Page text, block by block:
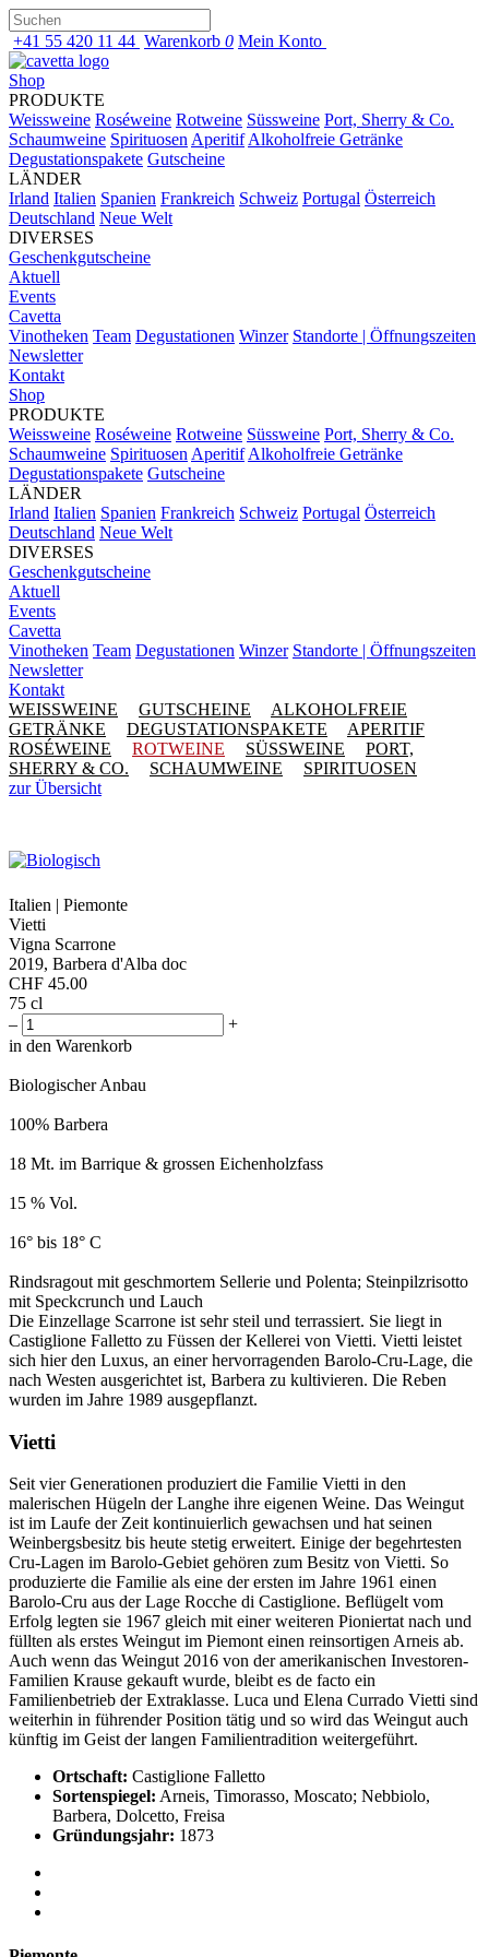
+41 55 420 11 44 Warenkorb 0 Mein Konto
Shop
PRODUKTE
Weissweine Roséweine Rotweine Süssweine Port, Sherry & Co.
Schaumweine Spirituosen Aperitif Alkoholfreie Getränke
Degustationspakete Gutscheine
LÄNDER
Irland Italien Spanien Frankreich Schweiz Portugal Österreich
Deutschland Neue Welt
DIVERSES
Geschenkgutscheine
Aktuell
Events
Cavetta
Vinotheken Team Degustationen Winzer Standorte | Öffnungszeiten
Newsletter
Kontakt
Shop
PRODUKTE
Weissweine Roséweine Rotweine Süssweine Port, Sherry & Co.
Schaumweine Spirituosen Aperitif Alkoholfreie Getränke
Degustationspakete Gutscheine
LÄNDER
Irland Italien Spanien Frankreich Schweiz Portugal Österreich
Deutschland Neue Welt
DIVERSES
Geschenkgutscheine
Aktuell
Events
Cavetta
Vinotheken Team Degustationen Winzer Standorte | Öffnungszeiten
Newsletter
Kontakt
WEISSWEINE
GUTSCHEINE
ALKOHOLFREIE
GETRÄNKE
DEGUSTATIONSPAKETE
APERITIF
ROSÉWEINE
ROTWEINE SÜSSWEINE
PORT,
SHERRY & CO.
SCHAUMWEINE
SPIRITUOSEN
zur Übersicht
Italien | Piemonte
Vietti
Vigna Scarrone
2019, Barbera d'Alba doc
CHF 45.00
75 cl
–
+
in den Warenkorb
Biologischer Anbau
100% Barbera
18 Mt. im Barrique & grossen Eichenholzfass
15 % Vol.
16° bis 18° C
Rindsragout mit geschmortem Sellerie und Polenta; Steinpilzrisotto
mit Speckcrunch und Lauch
Die Einzellage Scarrone ist sehr steil und terrassiert. Sie liegt in
Castiglione Falletto zu Füssen der Kellerei von Vietti. Vietti leistet
sich hier den Luxus, an einer hervorragenden Barolo-Cru-Lage, die
nach Westen ausgerichtet ist, Barbera zu kultivieren. Die Reben
wurden im Jahre 1989 ausgepflanzt.
Vietti
Seit vier Generationen produziert die Familie Vietti in den
malerischen Hügeln der Langhe ihre eigenen Weine. Das Weingut
ist im Laufe der Zeit kontinuierlich gewachsen und hat seinen
Weinbergsbesitz bis heute stetig erweitert. Einige der begehrtesten
Cru-Lagen im Barolo-Gebiet gehören zum Besitz von Vietti. So
produzierte die Familie als eine der ersten im Jahre 1961 einen
Barolo-Cru aus der Lage Rocche di Castiglione. Beflügelt vom
Erfolg legten sie 1967 gleich mit einer weiteren Pioniertat nach und
füllten als erstes Weingut im Piemont einen reinsortigen Arneis ab.
Auch wenn das Weingut 2016 von der amerikanischen Investoren-
Familien Krause gekauft wurde, bleibt es de facto ein
Familienbetrieb der Extraklasse. Luca und Elena Currado Vietti sind
weiterhin in führender Position tätig und so wird das Weingut auch
künftig im Geist der langen Familientradition weitergeführt.
Ortschaft: Castiglione Falletto
Sortenspiegel: Arneis, Timorasso, Moscato; Nebbiolo,
Barbera, Dolcetto, Freisa
Gründungsjahr: 1873